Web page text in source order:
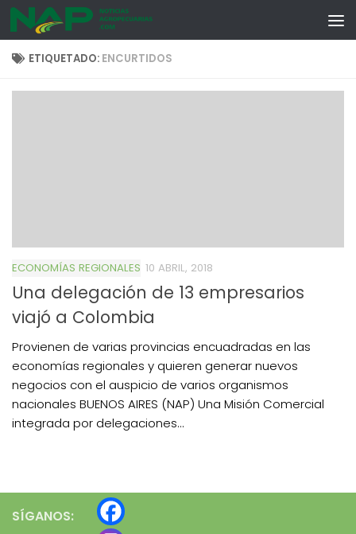
Skip to content
ETIQUETADO: ENCURTIDOS
ECONOMÍAS REGIONALES 10 ABRIL, 2018
Una delegación de 13 empresarios
viajó a Colombia
Provienen de varias provincias encuadradas en las
economías regionales y quieren generar nuevos
negocios con el auspicio de varios organismos
nacionales BUENOS AIRES (NAP) Una Misión Comercial
integrada por delegaciones...
SÍGANOS: